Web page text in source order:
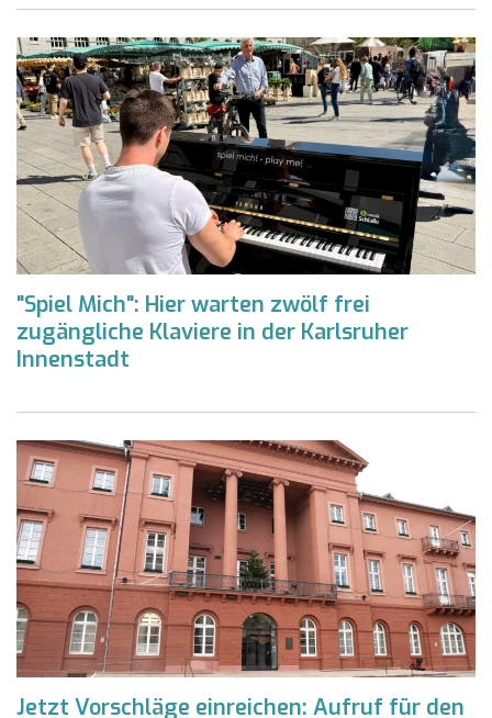
"Spiel Mich": Hier warten zwölf frei
zugängliche Klaviere in der Karlsruher
Innenstadt
Jetzt Vorschläge einreichen: Aufruf für den